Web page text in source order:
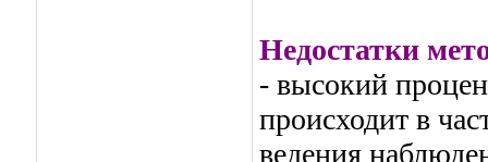
Недостатки
- высокий
происходит в
ведения